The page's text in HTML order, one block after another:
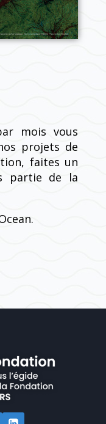
mois vous
projets de
faites un
partie de la